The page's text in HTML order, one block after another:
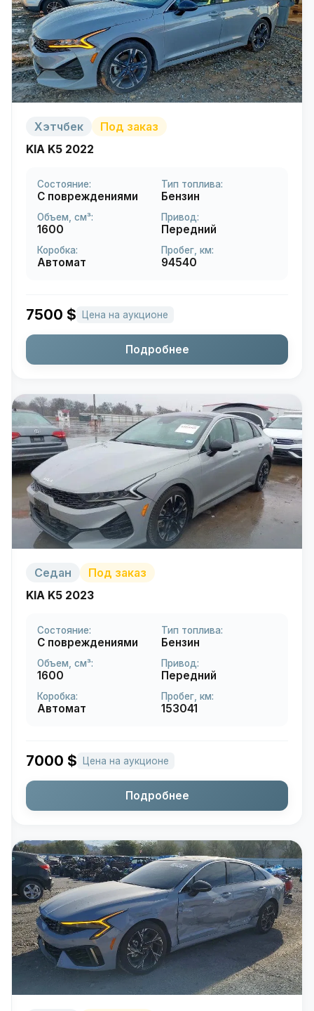
Хэтчбек
Под заказ
KIA K5 2022
Состояние:
С повреждениями
Тип топлива:
Бензин
Объем, см³:
1600
Привод:
Передний
Коробка:
Автомат
Пробег, км:
94540
7500 $ Цена на аукционе
Подробнее
Седан
Под заказ
KIA K5 2023
Состояние:
С повреждениями
Тип топлива:
Бензин
Объем, см³:
1600
Привод:
Передний
Коробка:
Автомат
Пробег, км:
153041
7000 $ Цена на аукционе
Подробнее